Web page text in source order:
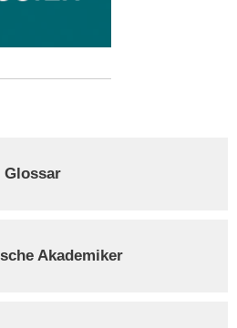
Glossar
Akademiker